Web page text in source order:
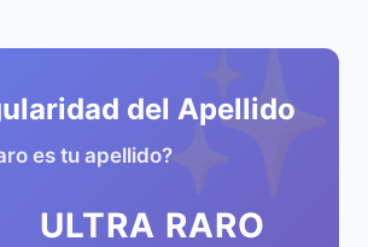
✨
del Apellido
es tu apellido?
ULTRA RARO